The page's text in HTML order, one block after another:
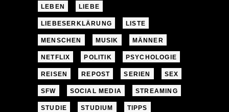
LEBEN LIEBE
LIEBESERKLÄRUNG LISTE
MENSCHEN MUSIK MÄNNER
NETFLIX POLITIK PSYCHOLOGIE
REISEN REPOST SERIEN SEX
SFW SOCIAL MEDIA STREAMING
STUDIE STUDIUM TIPPS